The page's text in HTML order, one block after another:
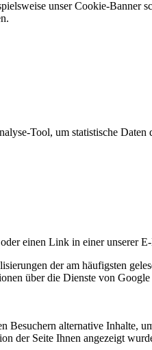
unser Cookie-Banner
Tool, um statistische Daten
einen Link in einer unserer
der am häufigsten
über die Dienste von
Besuchern alternative Inhalte,
der Seite Ihnen angezeigt